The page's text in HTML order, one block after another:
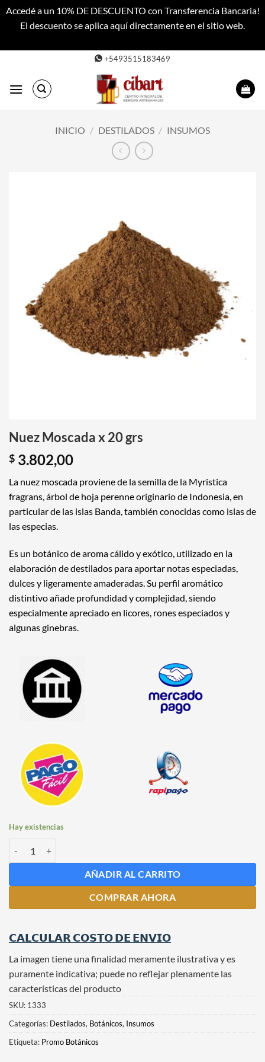
Accedé a un 10% DE DESCUENTO con Transferencia Bancaria!
El descuento se aplica aquí directamente en el sitio web.
contenido
+5493515183469
INICIO / DESTILADOS / INSUMOS
Nuez Moscada x 20 grs
$ 3.802,00
La nuez moscada proviene de la semilla de la Myristica
fragrans, árbol de hoja perenne originario de Indonesia, en
particular de las islas Banda, también conocidas como islas de
las especias.
Es un botánico de aroma cálido y exótico, utilizado en la
elaboración de destilados para aportar notas especiadas,
dulces y ligeramente amaderadas. Su perfil aromático
distintivo añade profundidad y complejidad, siendo
especialmente apreciado en licores, rones especiados y
algunas ginebras.
Hay existencias
AÑADIR AL CARRITO
COMPRAR AHORA
𝗖𝗔𝗟𝗖𝗨𝗟𝗔𝗥 𝗖𝗢𝗦𝗧𝗢 𝗗𝗘 𝗘𝗡𝗩𝗜𝗢
La imagen tiene una finalidad meramente ilustrativa y es
puramente indicativa; puede no reflejar plenamente las
características del producto
SKU: 1333
Categorías: Destilados, Botánicos, Insumos
Etiqueta: Promo Botánicos